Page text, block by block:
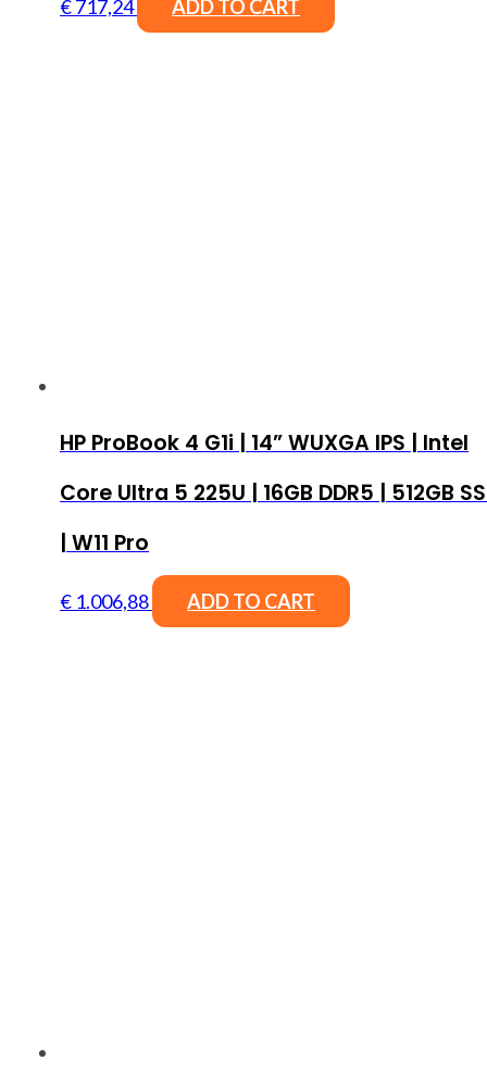
€717,24 ADD TO CART
HP ProBook 4 G1i | 14” WUXGA IPS | Intel
Core Ultra 5 225U | 16GB DDR5 | 512GB
| W11 Pro
€ 1.006,88 ADD TO CART